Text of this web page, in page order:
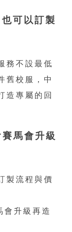
可以訂製
務不設最低
舊校服，中
造專屬的回
馬會升級
製流程與價
升級再造